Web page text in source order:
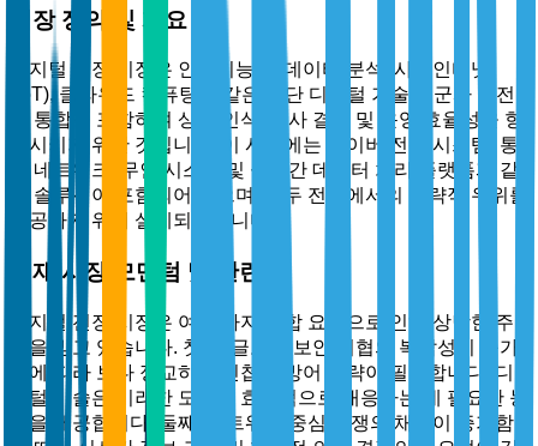
시장 정의 및 개요
디지털 전장 시장은 인공지능, 빅데이터 분석, 사물인터넷
(IoT), 클라우드 컴퓨팅과 같은 첨단 디지털 기술의 군사 작전
내 통합을 포함하여 상황 인식, 의사 결정 및 운영 효율성을 향
상시키기 위한 것입니다. 이 시장에는 사이버 전쟁 시스템, 통
신 네트워크, 무인 시스템 및 실시간 데이터 처리 플랫폼과 같
은 솔루션이 포함되어 있으며, 모두 전장에서의 전략적 우위를
제공하기 위해 설계되었습니다.
현재 시장 모멘텀 및 관련성
디지털 전장 시장은 여러 가지 융합 요인으로 인해 상당한 주
목을 받고 있습니다. 첫째, 글로벌 보안 위협의 복잡성이 증가
함에 따라 보다 정교하고 민첩한 방어 전략이 필요합니다. 디
지털 기술은 이러한 도전에 효과적으로 대응하는 데 필요한 능
력을 제공합니다. 둘째, 네트워크 중심 전쟁의 채택이 증가함